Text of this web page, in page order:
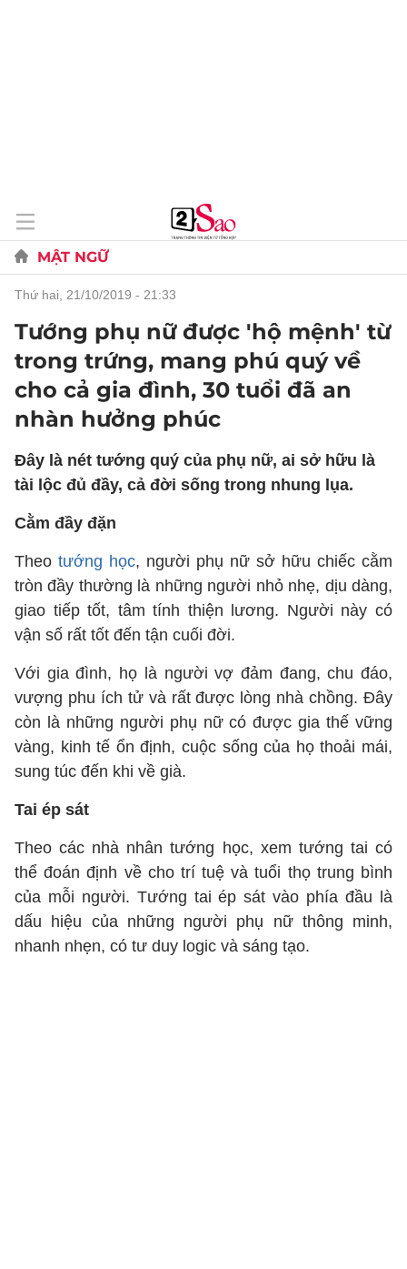
MẬT NGỮ
thứ hai, 21/10/2019 - 21:33
Tướng phụ nữ được 'hộ mệnh' từ
trong trứng, mang phú quý về
cho cả gia đình, 30 tuổi đã an
nhàn hưởng phúc
Đây là nét tướng quý của phụ nữ, ai sở hữu là
tài lộc đủ đầy, cả đời sống trong nhung lụa.
Cằm đầy đặn
Theo tướng học, người phụ nữ sở hữu chiếc cằm
tròn đầy thường là những người nhỏ nhẹ, dịu dàng,
giao tiếp tốt, tâm tính thiện lương. Người này có
vận số rất tốt đến tận cuối đời.
Với gia đình, họ là người vợ đảm đang, chu đáo,
vượng phu ích tử và rất được lòng nhà chồng. Đây
còn là những người phụ nữ có được gia thế vững
vàng, kinh tế ổn định, cuộc sống của họ thoải mái,
sung túc đến khi về già.
Tai ép sát
Theo các nhà nhân tướng học, xem tướng tai có
thể đoán định về cho trí tuệ và tuổi thọ trung bình
của mỗi người. Tướng tai ép sát vào phía đầu là
dấu hiệu của những người phụ nữ thông minh,
nhanh nhẹn, có tư duy logic và sáng tạo.